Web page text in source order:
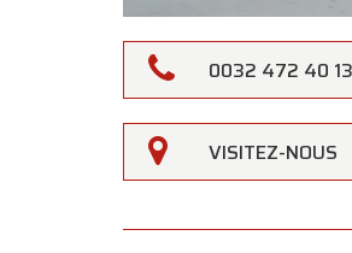
0032 472 40
VISITEZ-NOUS